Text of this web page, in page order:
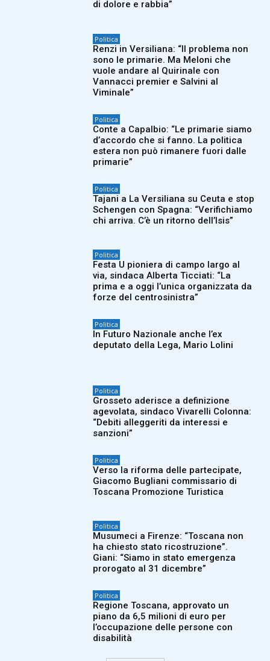
di dolore e rabbia”
Politica
Renzi in Versiliana: “Il problema non
sono le primarie. Ma Meloni che
vuole andare al Quirinale con
Vannacci premier e Salvini al
Viminale”
Politica
Conte a Capalbio: “Le primarie siamo
d’accordo che si fanno. La politica
estera non può rimanere fuori dalle
primarie”
Politica
Tajani a La Versiliana su Ceuta e stop
Schengen con Spagna: “Verifichiamo
chi arriva. C’è un ritorno dell’Isis”
Politica
Festa U pioniera di campo largo al
via, sindaca Alberta Ticciati: “La
prima e a oggi l’unica organizzata da
forze del centrosinistra”
Politica
In Futuro Nazionale anche l’ex
deputato della Lega, Mario Lolini
Politica
Grosseto aderisce a definizione
agevolata, sindaco Vivarelli Colonna:
“Debiti alleggeriti da interessi e
sanzioni”
Politica
Verso la riforma delle partecipate,
Giacomo Bugliani commissario di
Toscana Promozione Turistica
Politica
Musumeci a Firenze: “Toscana non
ha chiesto stato ricostruzione”.
Giani: “Siamo in stato emergenza
prorogato al 31 dicembre”
Politica
Regione Toscana, approvato un
piano da 6,5 milioni di euro per
l’occupazione delle persone con
disabilità